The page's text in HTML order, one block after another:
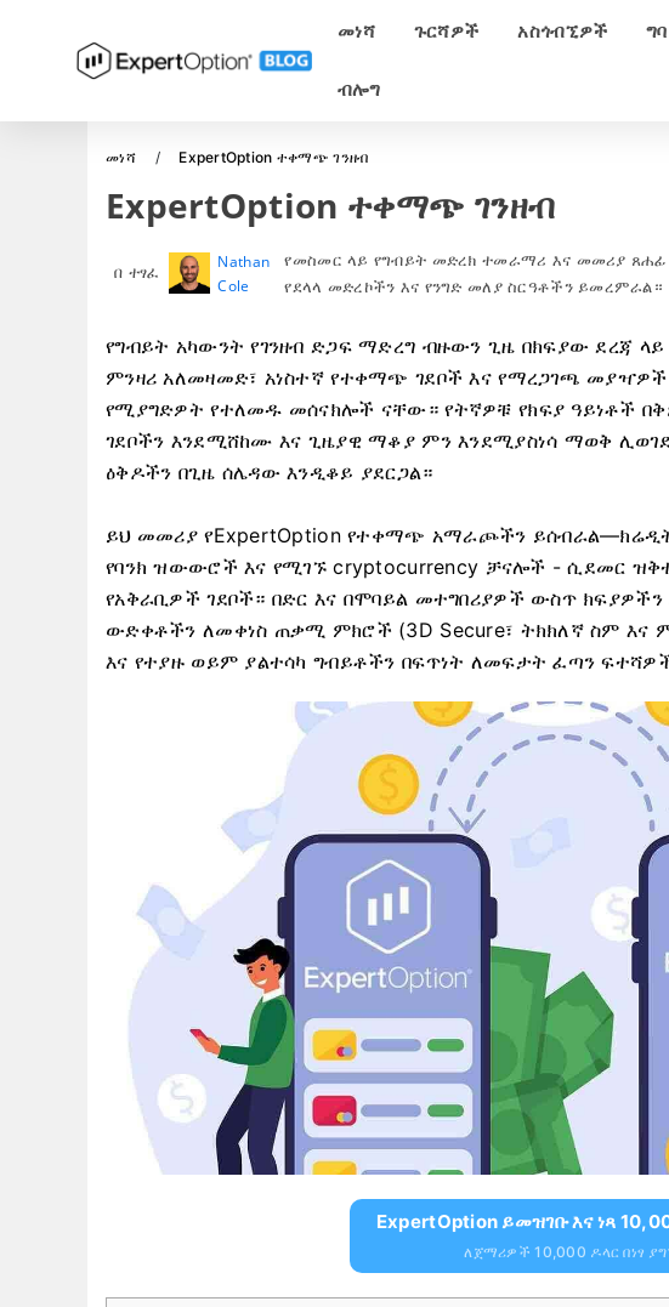
መነሻ ጉርሻዎች አስጎብኚዎች ግባ
ብሎግ
መነሻ ExpertOption ተቀማጭ ገንዘብ
ExpertOption ተቀማጭ ገንዘብ
በ ተፃፈ
Nathan
Cole
የመስመር ላይ የግብይት መድረክ ተመራማሪ እና መመሪያ ጸሐፊ
የደላላ መድረኮችን እና የንግድ መለያ ስርዓቶችን ይመረምራል።
የግብይት አካውንት የገንዘብ ድጋፍ ማድረግ ብዙውን ጊዜ በክፍያው ደረጃ ላይ
ምንዛሪ አለመዛመድ፣ አነስተኛ የተቀማጭ ገደቦች እና የማረጋገጫ
የሚያግድዎት የተለመዱ መሰናክሎች ናቸው። የትኛዎቹ የክፍያ ዓይነቶች
ገደቦችን እንደሚሸከሙ እና ጊዜያዊ ማቆያ ምን እንደሚያስነሳ ማወቅ
ዕቅዶችን በጊዜ ሰሌዳው እንዲቆይ ያደርጋል።
ይህ መመሪያ የExpertOption የተቀማጭ አማራጮችን
የባንክ ዝውውሮች እና የሚገኙ cryptocurrency ቻናሎች - ሲደመር
የአቅራቢዎች ገደቦች። በድር እና በሞባይል መተግበሪያዎች ውስጥ
ውድቀቶችን ለመቀነስ ጠቃሚ ምክሮች (3D Secure፣ ትክክለኛ ስም እና
እና የተያዙ ወይም ያልተሳካ ግብይቶችን በፍጥነት ለመፍታት ፈጣን
ExpertOption ይመዝገቡ እና ነጻ
ለጀማሪዎች 10,000 ዶላር በነፃ